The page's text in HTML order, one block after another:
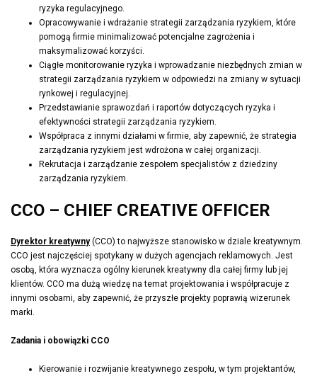
ryzyka regulacyjnego.
Opracowywanie i wdrażanie strategii zarządzania ryzykiem, które
pomogą firmie minimalizować potencjalne zagrożenia i
maksymalizować korzyści.
Ciągłe monitorowanie ryzyka i wprowadzanie niezbędnych zmian w
strategii zarządzania ryzykiem w odpowiedzi na zmiany w sytuacji
rynkowej i regulacyjnej.
Przedstawianie sprawozdań i raportów dotyczących ryzyka i
efektywności strategii zarządzania ryzykiem.
Współpraca z innymi działami w firmie, aby zapewnić, że strategia
zarządzania ryzykiem jest wdrożona w całej organizacji.
Rekrutacja i zarządzanie zespołem specjalistów z dziedziny
zarządzania ryzykiem.
CCO – CHIEF CREATIVE OFFICER
Dyrektor kreatywny(CCO) to najwyższe stanowisko w dziale kreatywnym.
CCO jest najczęściej spotykany w dużych agencjach reklamowych. Jest
osobą, która wyznacza ogólny kierunek kreatywny dla całej firmy lub jej
klientów. CCO ma dużą wiedzę na temat projektowania i współpracuje z
innymi osobami, aby zapewnić, że przyszłe projekty poprawią wizerunek
marki.
Zadania i obowiązki CCO
Kierowanie i rozwijanie kreatywnego zespołu, w tym projektantów,